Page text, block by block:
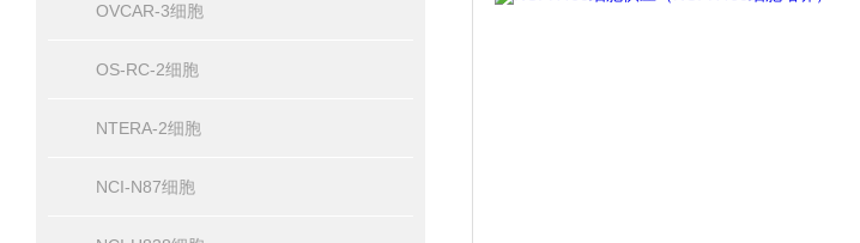
OVCAR-3细胞
OS-RC-2细胞
NTERA-2细胞
NCI-N87细胞